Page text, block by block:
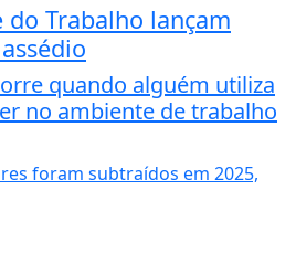
do Trabalho lançam
quando alguém utiliza
no ambiente de trabalho